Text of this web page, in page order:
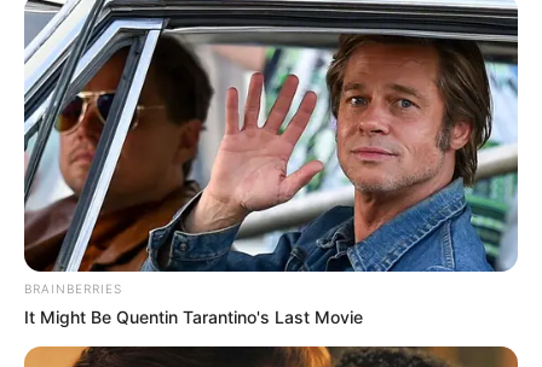
BRAINBERRIES
It Might Be Quentin Tarantino's Last Movie